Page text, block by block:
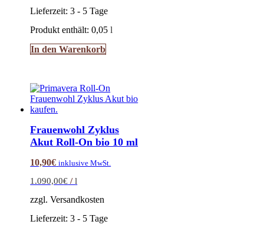
Lieferzeit:3 - 5 Tage
Produkt enthält: 0,05l
In den Warenkorb
Frauenwohl Zyklus
Akut Roll-On bio 10 ml
10,90€ inklusive MwSt.
1.090,00€ /l
zzgl. Versandkosten
Lieferzeit:3 - 5 Tage